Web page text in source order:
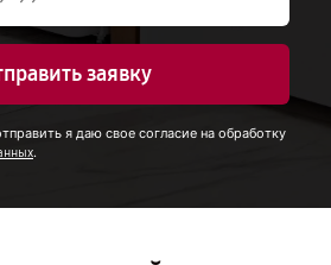
заявку
я даю свое согласие на обработку
.